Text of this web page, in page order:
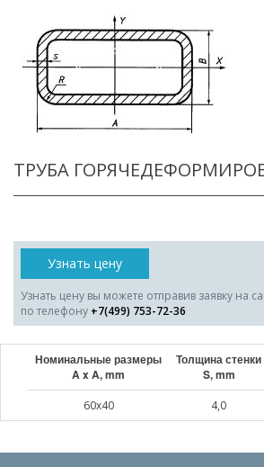
ТРУБА
Узнать цену
Узнать цену вы можете отправив заявку на
по телефону +7(499) 753-72-36
Номинальные размеры
A x A, mm
Толщина стенки
S, mm
60x40 4,0